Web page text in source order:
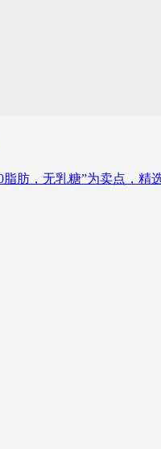
肪，无乳糖”为卖点，精